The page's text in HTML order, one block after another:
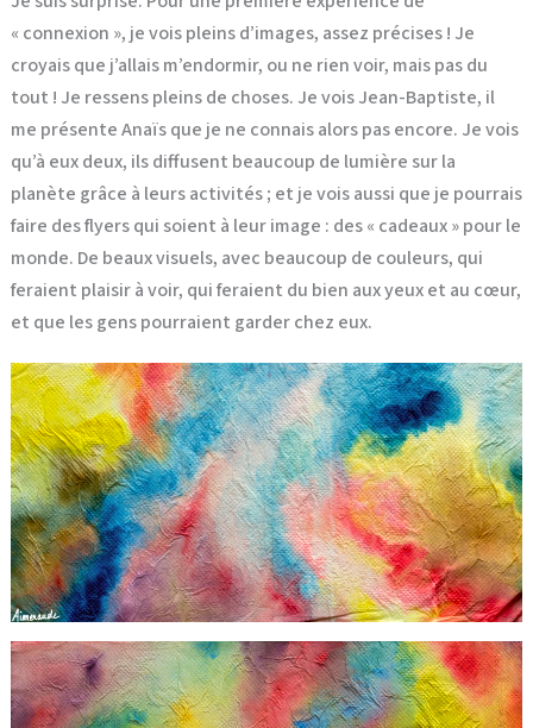
« connexion », je vois pleins d’images, assez précises ! Je
croyais que j’allais m’endormir, ou ne rien voir, mais pas du
tout ! Je ressens pleins de choses. Je vois Jean-Baptiste, il
me présente Anaïs que je ne connais alors pas encore. Je vois
qu’à eux deux, ils diffusent beaucoup de lumière sur la
planète grâce à leurs activités ; et je vois aussi que je pourrais
faire des flyers qui soient à leur image : des « cadeaux » pour le
monde. De beaux visuels, avec beaucoup de couleurs, qui
feraient plaisir à voir, qui feraient du bien aux yeux et au cœur,
et que les gens pourraient garder chez eux.